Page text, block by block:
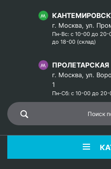
г. Москва, ул.
Пн-Вс: с 10-00 до 20-
до 18-00 (склад)
ПРОЛЕТАРСКАЯ
г. Москва, ул.
1
Пн-Сб: с 10-00 до